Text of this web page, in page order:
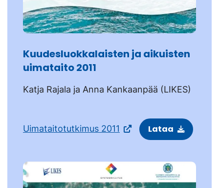
Kuudesluokkalaisten ja aikuisten
uimataito 2011
Katja Rajala ja Anna Kankaanpää (LIKES)
Uimataitotutkimus 2011 Lataa